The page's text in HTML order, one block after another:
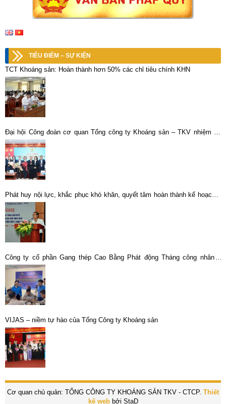
TIÊU ĐIỂM – SỰ KIỆN
TCT Khoáng sản: Hoàn thành hơn 50% các chỉ tiêu chính KHN
Đại hội Công đoàn cơ quan Tổng công ty Khoáng sản – TKV nhiệm kỳ
2025-2030 khẳng định tinh thần “Dân chủ – Đoàn kết – Kỷ cương – Đổi
mới – Phát triển”
Phát huy nội lực, khắc phục khó khăn, quyết tâm hoàn thành kế hoạch 6
tháng cuối năm
Công ty cổ phần Gang thép Cao Bằng Phát động Tháng công nhân –
Tháng hành động về ATVSLĐ năm 2025
VIJAS – niềm tự hào của Tổng Công ty Khoáng sản
Cơ quan chủ quản: TỔNG CÔNG TY KHOÁNG SẢN TKV - CTCP. Thiết
kế webbởi StaD